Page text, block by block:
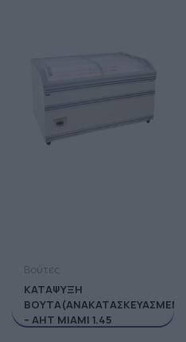
Βούτες
ΚΑΤΑΨΥΞΗ
ΒΟΥΤΑ(ΑΝΑΚΑΤΑΣΚΕΥΑΣΜΕΝΗ)
– ΑΗΤ ΜΙΑΜΙ 1.45